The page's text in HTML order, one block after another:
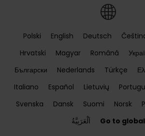
Polski English Deutsch
Hrvatski
Magyar Română
Български
Nederlands Türkçe
Italiano
Español Lietuvių
Svenska
Dansk Suomi Norsk
اَلْعَرَبِيَّةُ
Go to global